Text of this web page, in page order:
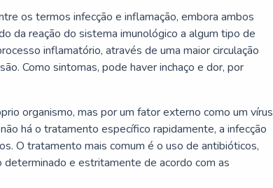
os termos infecção e inflamação, embora ambos
da reação do sistema imunológico a algum tipo de
inflamatório, através de uma maior circulação
Como sintomas, pode haver inchaço e dor, por
organismo, mas por um fator externo como um vírus
há o tratamento específico rapidamente, a infecção
O tratamento mais comum é o uso de antibióticos,
e estritamente de acordo com as